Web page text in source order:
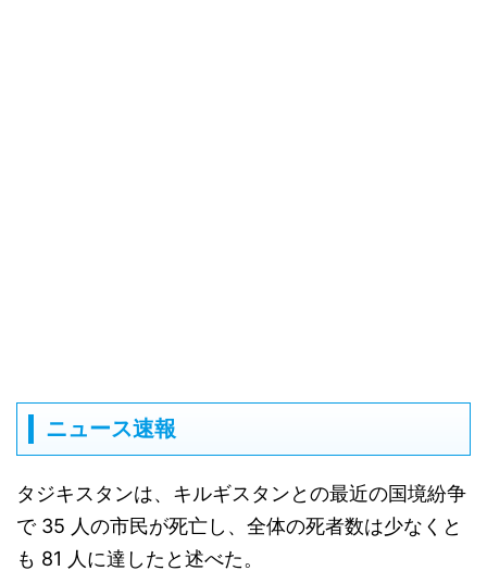
ニュース速報
タジキスタンは、キルギスタンとの最近の国境紛争
で 35 人の市民が死亡し、全体の死者数は少なくと
も 81 人に達したと述べた。